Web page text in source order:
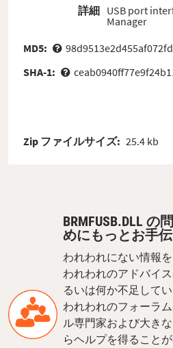
詳細 USB port
Manager
MD5:
SHA-1:
Zip ファイルサイズ: 25.4 kb
BRMFUSB.DLL
めにもっとお手
われわれにない情報
われわれのアドバイ
るいは何か不足して
われわれのフォーラ
ル専門家および大き
らヘルプを得ること